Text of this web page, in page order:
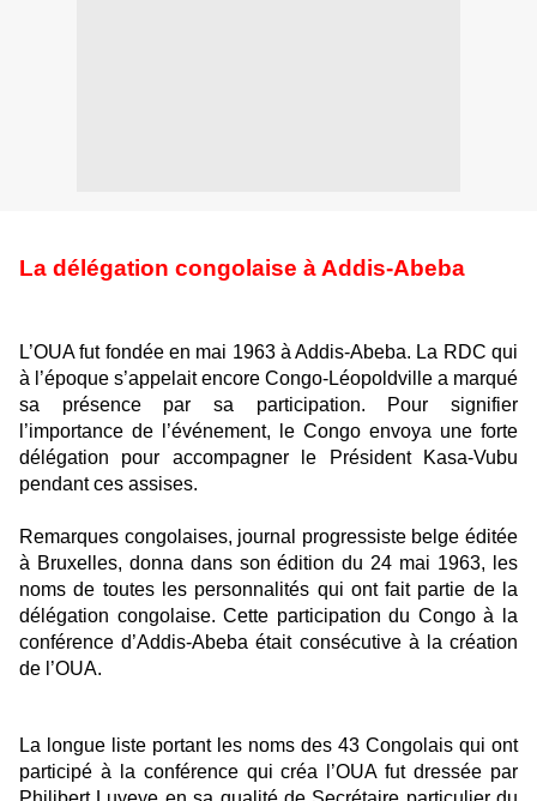
La délégation congolaise à Addis-Abeba
L’OUA fut fondée en mai 1963 à Addis-Abeba. La RDC qui
à l’époque s’appelait encore Congo-Léopoldville a marqué
sa présence par sa participation. Pour signifier
l’importance de l’événement, le Congo envoya une forte
délégation pour accompagner le Président Kasa-Vubu
pendant ces assises.
Remarques congolaises, journal progressiste belge éditée
à Bruxelles, donna dans son édition du 24 mai 1963, les
noms de toutes les personnalités qui ont fait partie de la
délégation congolaise. Cette participation du Congo à la
conférence d’Addis-Abeba était consécutive à la création
de l’OUA.
La longue liste portant les noms des 43 Congolais qui ont
participé à la conférence qui créa l’OUA fut dressée par